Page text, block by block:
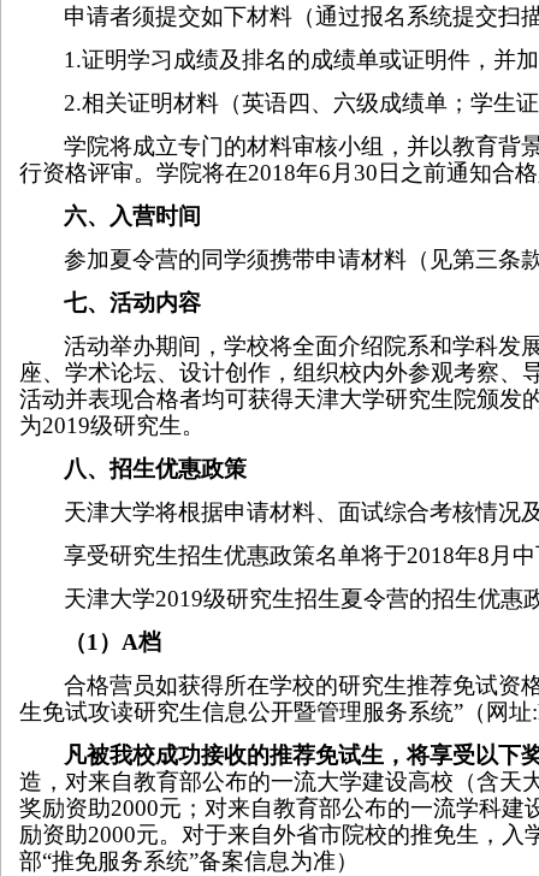
申请者须提交如下材料（通过报名系统提交扫
1.证明学习成绩及排名的成绩单或证明件，并
2.相关证明材料（英语四、六级成绩单；学生
学院将成立专门的材料审核小组，并以教育背
行资格评审。学院将在2018年6 月 30 日之前通知合
六、入营时间
参加夏令营的同学须携带申请材料（见第三条
七、活动内容
活动举办期间，学校将全面介绍院系和学科发
座、学术论坛、设计创作，组织校内外参观考察
活动并表现合格者均可获得天津大学研究生院颁发
为2019级研究生。
八、招生优惠政策
天津大学将根据申请材料、面试综合考核情况
享受研究生招生优惠政策名单将于2018年8 月
天津大学2019级研究生招生夏令营的招生优惠
（1 ） A档
合格营员如获得所在学校的研究生推荐免试资
生免试攻读研究生信息公开暨管理服务系统”（网址
凡被我校成功接收的推荐免试生，将享受以下
造，对来自教育部公布的一流大学建设高校（含天
奖励资助2000元；对来自教育部公布的一流学科建
励资助2000元。对于来自外省市院校的推免生，入
部“推免服务系统”备案信息为准）